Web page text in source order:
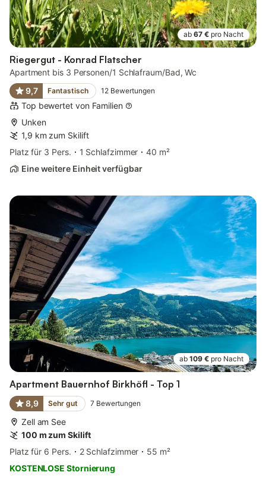
ab 67 € pro Nacht
Riegergut - Konrad Flatscher
Apartment bis 3 Personen/1 Schlafraum/Bad, Wc
9,7
Fantastisch 12 Bewertungen
Top bewertet von Familien
Unken
1,9 km zum Skilift
Platz für 3 Pers.
1 Schlafzimmer
40 m²
Eine weitere Einheit verfügbar
ab 109 € pro Nacht
Apartment Bauernhof Birkhöfl - Top 1
8,9 Sehr gut 7 Bewertungen
Zell am See
100 m zum Skilift
Platz für 6 Pers.
2 Schlafzimmer
55 m²
KOSTENLOSE Stornierung